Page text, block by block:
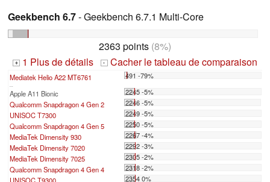
Geekbench 6.7- Geekbench 6.7.1 Multi-Core
2363 points (8%)
+ 1 Plus de détails - Cacher le tableau de comparaison
Mediatek Helio A22 MT6761 491 -79%
...
Apple A11 Bionic
2245 -5%
Qualcomm Snapdragon 4 Gen 2
2246 -5%
UNISOC T7300
2249 -5%
Qualcomm Snapdragon 4 Gen 5
2250 -5%
MediaTek Dimensity 930
2267 -4%
MediaTek Dimensity 7020
2292 -3%
MediaTek Dimensity 7025
2305 -2%
Qualcomm Snapdragon 4 Gen 4
2318 -2%
2354 0%